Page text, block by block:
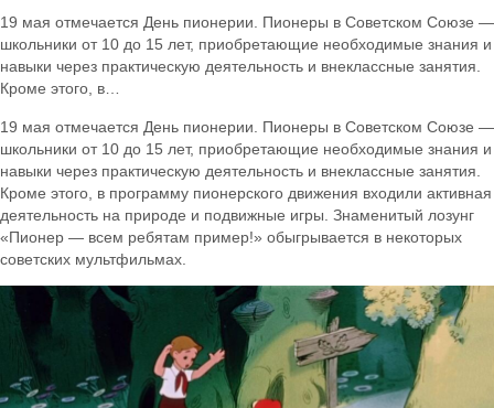
19 мая отмечается День пионерии. Пионеры в Советском Союзе —
школьники от 10 до 15 лет, приобретающие необходимые знания и
навыки через практическую деятельность и внеклассные занятия.
Кроме этого, в…
19 мая отмечается День пионерии. Пионеры в Советском Союзе —
школьники от 10 до 15 лет, приобретающие необходимые знания и
навыки через практическую деятельность и внеклассные занятия.
Кроме этого, в программу пионерского движения входили активная
деятельность на природе и подвижные игры. Знаменитый лозунг
«Пионер — всем ребятам пример!» обыгрывается в некоторых
советских мультфильмах.